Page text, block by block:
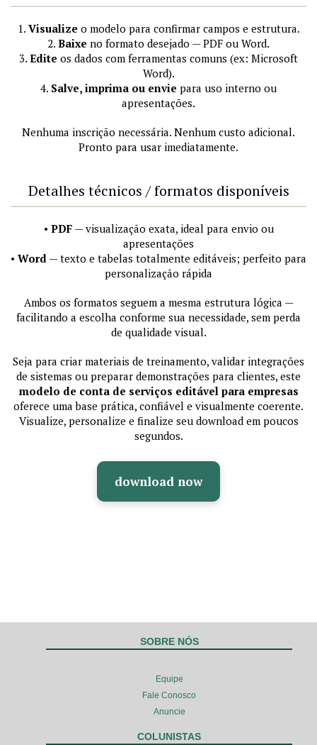
1. Visualize o modelo para confirmar campos e estrutura.
2. Baixe no formato desejado — PDF ou Word.
3. Edite os dados com ferramentas comuns (ex: Microsoft
Word).
4. Salve, imprima ou envie para uso interno ou
apresentações.
Nenhuma inscrição necessária. Nenhum custo adicional.
Pronto para usar imediatamente.
Detalhes técnicos / formatos disponíveis
• PDF— visualização exata, ideal para envio ou
apresentações
• Word — texto e tabelas totalmente editáveis; perfeito para
personalização rápida
Ambos os formatos seguem a mesma estrutura lógica —
facilitando a escolha conforme sua necessidade, sem perda
de qualidade visual.
Seja para criar materiais de treinamento, validar integrações
de sistemas ou preparar demonstrações para clientes, este
modelo de conta de serviços editável para empresas
oferece uma base prática, confiável e visualmente coerente.
Visualize, personalize e finalize seu download em poucos
segundos.
download now
SOBRE NÓS
Equipe
Fale Conosco
Anuncie
COLUNISTAS